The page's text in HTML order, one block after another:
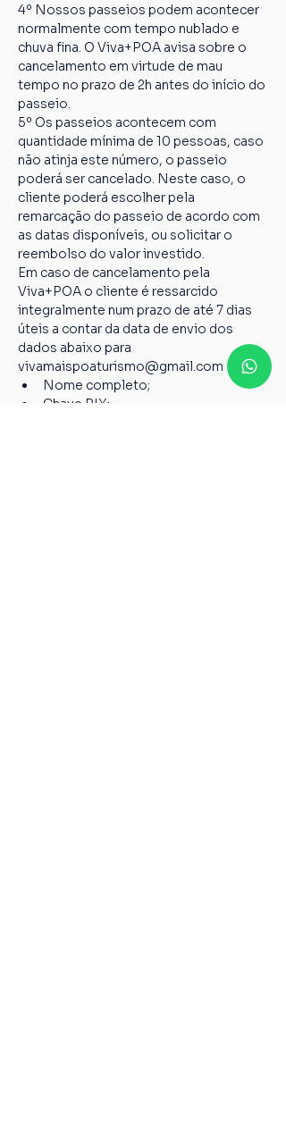
4º Nossos passeios podem acontecer
normalmente com tempo nublado e
chuva fina. O Viva+POA avisa sobre o
cancelamento em virtude de mau
tempo no prazo de 2h antes do início do
passeio.
5º Os passeios acontecem com
quantidade mínima de 10 pessoas, caso
não atinja este número, o passeio
poderá ser cancelado. Neste caso, o
cliente poderá escolher pela
remarcação do passeio de acordo com
as datas disponíveis, ou solicitar o
reembolso do valor investido.
Em caso de cancelamento pela
Viva+POA o cliente é ressarcido
integralmente num prazo de até 7 dias
úteis a contar da data de envio dos
dados abaixo para
vivamaispoaturismo@gmail.com
Nome completo;
Chave PIX;